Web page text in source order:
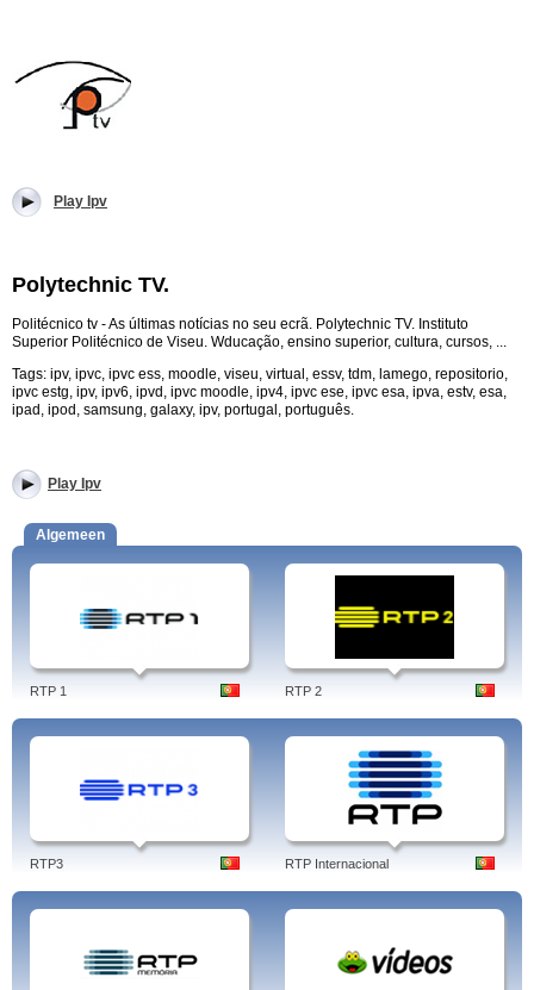
Play Ipv
Polytechnic TV.
Politécnico tv - As últimas notícias no seu ecrã. Polytechnic TV. Instituto
Superior Politécnico de Viseu. Wducação, ensino superior, cultura, cursos, ...
Tags: ipv, ipvc, ipvc ess, moodle, viseu, virtual, essv, tdm, lamego, repositorio,
ipvc estg, ipv, ipv6, ipvd, ipvc moodle, ipv4, ipvc ese, ipvc esa, ipva, estv, esa,
ipad, ipod, samsung, galaxy, ipv, portugal, português.
Play Ipv
Algemeen
RTP 1 RTP 2
RTP3 RTP Internacional